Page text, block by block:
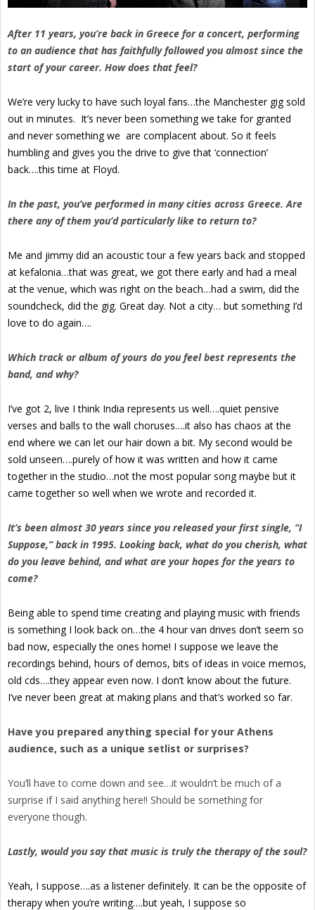
After 11 years, you’re back in Greece for a concert, performing
to an audience that has faithfully followed you almost since the
start of your career. How does that feel?
We’re very lucky to have such loyal fans…the Manchester gig sold
out in minutes. It’s never been something we take for granted
and never something we are complacent about. So it feels
humbling and gives you the drive to give that ‘connection’
back….this time at Floyd.
In the past, you’ve performed in many cities across Greece. Are
there any of them you’d particularly like to return to?
Me and jimmy did an acoustic tour a few years back and stopped
at kefalonia…that was great, we got there early and had a meal
at the venue, which was right on the beach…had a swim, did the
soundcheck, did the gig. Great day. Not a city… but something I’d
love to do again….
Which track or album of yours do you feel best represents the
band, and why?
I’ve got 2, live I think India represents us well….quiet pensive
verses and balls to the wall choruses….it also has chaos at the
end where we can let our hair down a bit. My second would be
sold unseen….purely of how it was written and how it came
together in the studio…not the most popular song maybe but it
came together so well when we wrote and recorded it.
It’s been almost 30 years since you released your first single, “I
Suppose,” back in 1995. Looking back, what do you cherish, what
do you leave behind, and what are your hopes for the years to
come?
Being able to spend time creating and playing music with friends
is something I look back on…the 4 hour van drives don’t seem so
bad now, especially the ones home! I suppose we leave the
recordings behind, hours of demos, bits of ideas in voice memos,
old cds….they appear even now. I don’t know about the future.
I’ve never been great at making plans and that’s worked so far.
Have you prepared anything special for your Athens
audience, such as a unique setlist or surprises?
You’ll have to come down and see…it wouldn’t be much of a
surprise if I said anything here!! Should be something for
everyone though.
Lastly, would you say that music is truly the therapy of the soul?
Yeah, I suppose….as a listener definitely. It can be the opposite of
therapy when you’re writing….but yeah, I suppose so